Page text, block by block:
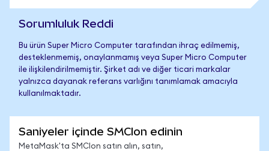
Sorumluluk Reddi
Bu ürün Super Micro Computer tarafından ihraç edilmemiş,
desteklenmemiş, onaylanmamış veya Super Micro Computer
ile ilişkilendirilmemiştir. Şirket adı ve diğer ticari markalar
yalnızca dayanak referans varlığını tanımlamak amacıyla
kullanılmaktadır.
Saniyeler içinde SMCIon edinin
MetaMask'ta SMCIon satın alın, satın,